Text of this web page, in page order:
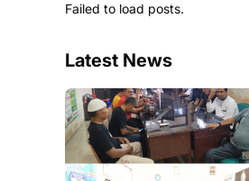
Failed to load posts.
Latest News
NEWS